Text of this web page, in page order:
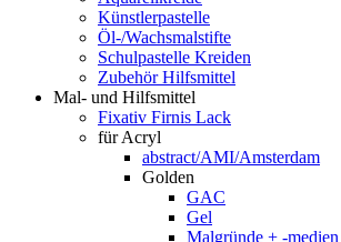
Künstlerpastelle
Öl-/Wachsmalstifte
Schulpastelle Kreiden
Zubehör Hilfsmittel
Mal- und Hilfsmittel
Fixativ Firnis Lack
für Acryl
abstract/AMI/Amsterdam
Golden
GAC
Gel
Malgründe + -medien